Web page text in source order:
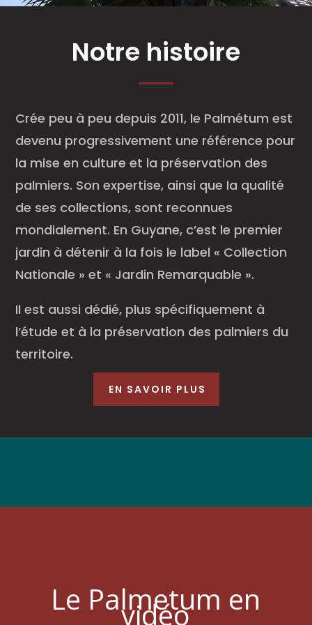
Notre histoire
Crée peu à peu depuis 2011, le Palmétum est
devenu progressivement une référence pour
la mise en culture et la préservation des
palmiers. Son expertise, ainsi que la qualité
de ses collections, sont reconnues
mondialement. En Guyane, c’est le premier
jardin à détenir à la fois le label « Collection
Nationale » et « Jardin Remarquable ».
Il est aussi dédié, plus spécifiquement à
l’étude et à la préservation des palmiers du
territoire.
EN SAVOIR PLUS
Le Palmetum en
vidéo